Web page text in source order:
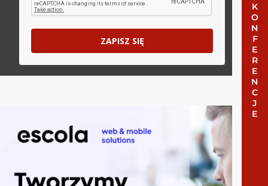
KONFERENCJE
ZAPISZ SIĘ